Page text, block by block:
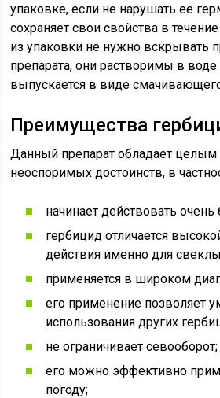
упаковке, если не нарушать ее
сохраняет свои свойства в
из упаковки не нужно вскрывать
препарата, они растворимы в
выпускается в виде
Преимущества
Данный препарат обладает
неоспоримых достоинств, в
начинает действовать очень
гербицид отличается
действия именно для
применяется в широком
его применение позволяет
использования других
не ограничивает севооборот;
его можно эффективно
погоду;